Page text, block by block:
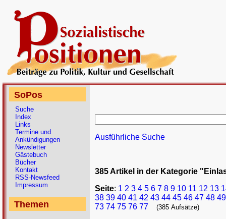
Ausführliche Suche
385 Artikel in der Kategorie
Seite: 1 2 3 4 5 6 7 8 9 10 11 12 13
38 39 40 41 42 43 44 45 46 47 48 49
73 74 75 76 77 (385 Aufsätze)
SoPos
Suche
Index
Links
Termine und
Ankündigungen
Newsletter
Gästebuch
Bücher
Kontakt
RSS-Newsfeed
Impressum
Themen